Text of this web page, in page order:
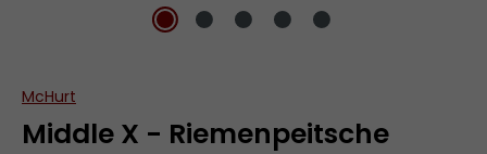
Middle X - Riemenpeitsche
McHurt